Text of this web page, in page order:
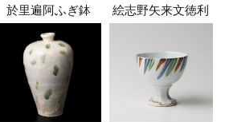
於里遍阿ふぎ鉢 絵志野矢来文徳利